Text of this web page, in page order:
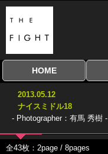
HOME
全興行を表示
ナイスミドル
アマチュアキック
協議会
全日本学生キック
建武館キッズ大会
Bigbang
おやじファイト
2013.05.12
ナイスミドル18
- Photographer：有馬 秀樹 -
全43枚：2page / 8pages